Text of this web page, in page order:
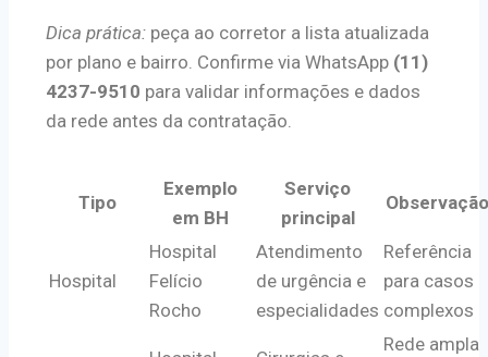
Dica prática: peça ao corretor a lista atualizada
por plano e bairro. Confirme via WhatsApp (11)
4237-9510 para validar informações e dados
da rede antes da contratação.
Tipo
Exemplo
em BH
Serviço
principal
Observação
Hospital
Hospital
Felício
Rocho
Atendimento
de urgência e
especialidades
Referência
para casos
complexos
Rede ampla